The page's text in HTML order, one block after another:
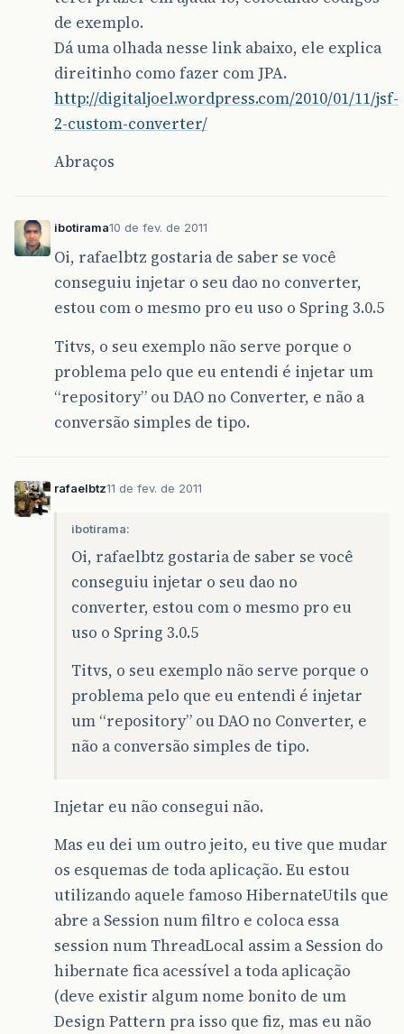
de exemplo.
Dá uma olhada nesse link abaixo, ele explica
direitinho como fazer com JPA.
http://digitaljoel.wordpress.com/2010/01/11/jsf-
2-custom-converter/
Abraços
ibotirama10 de fev. de 2011
Oi, rafaelbtz gostaria de saber se você
conseguiu injetar o seu dao no converter,
estou com o mesmo pro eu uso o Spring 3.0.5
Titvs, o seu exemplo não serve porque o
problema pelo que eu entendi é injetar um
“repository” ou DAO no Converter, e não a
conversão simples de tipo.
rafaelbtz11 de fev. de 2011
ibotirama:
Oi, rafaelbtz gostaria de saber se você
conseguiu injetar o seu dao no
converter, estou com o mesmo pro eu
uso o Spring 3.0.5
Titvs, o seu exemplo não serve porque o
problema pelo que eu entendi é injetar
um “repository” ou DAO no Converter, e
não a conversão simples de tipo.
Injetar eu não consegui não.
Mas eu dei um outro jeito, eu tive que mudar
os esquemas de toda aplicação. Eu estou
utilizando aquele famoso HibernateUtils que
abre a Session num filtro e coloca essa
session num ThreadLocal assim a Session do
hibernate fica acessível a toda aplicação
(deve existir algum nome bonito de um
Design Pattern pra isso que fiz, mas eu não